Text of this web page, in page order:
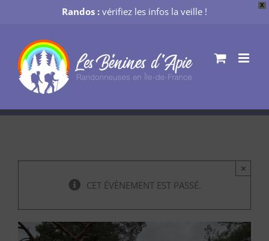
X
Randos : vérifiez les infos la veille !
contenu
CET ÉVÈNEMENT EST PASSÉ.
×